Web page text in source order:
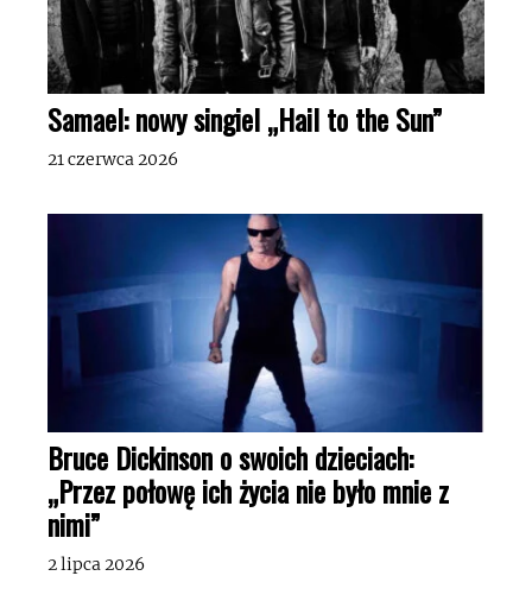
Samael: nowy singiel „Hail to the Sun”
21 czerwca 2026
Bruce Dickinson o swoich dzieciach:
„Przez połowę ich życia nie było mnie z
nimi”
2 lipca 2026